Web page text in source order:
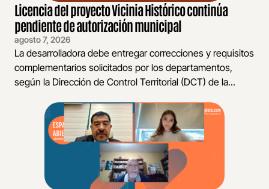
Licencia del proyecto Vicinia Histórico continúa
pendiente de autorización municipal
agosto 7, 2026
La desarrolladora debe entregar correcciones y requisitos
complementarios solicitados por los departamentos,
según la Dirección de Control Territorial (DCT) de la...